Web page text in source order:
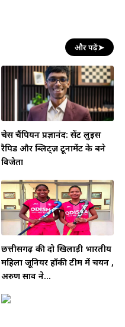
और पढ़ें➤
चेस चैंपियन प्रज्ञानंद: सेंट लुइस
रैपिड और ब्लिट्ज़ टूर्नामेंट के बने
विजेता
छत्तीसगढ़ की दो खिलाड़ी भारतीय
महिला जूनियर हॉकी टीम में चयन ,
अरुण साव ने...